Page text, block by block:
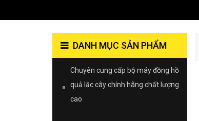
DANH MỤC SẢN PHẨM
Chuyên cung cấp bộ máy đồng hồ
quả lắc cây chính hãng chất lượng
cao